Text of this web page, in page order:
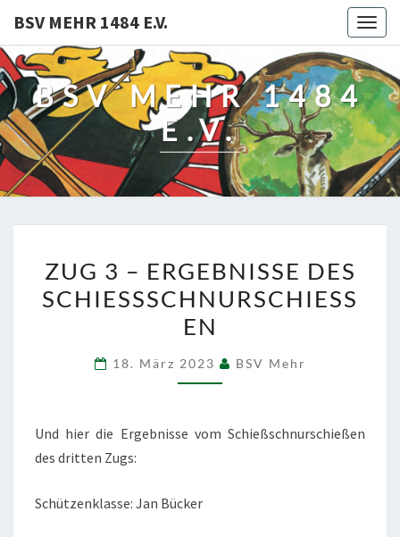
BSV MEHR 1484 E.V.
BSV MEHR 1484
E.V.
3
–
ERGEBNISSE
SCHIESSSCHNURSCHIESSEN
ZUG 3 – ERGEBNISSE DES
SCHIESSSCHNURSCHIESSEN
18. März 2023 BSV Mehr
Und hier die Ergebnisse vom Schießschnurschießen
des dritten Zugs:
Schützenklasse: Jan Bücker